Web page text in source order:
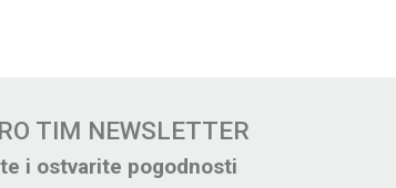
TIM NEWSLETTER
i ostvarite pogodnosti